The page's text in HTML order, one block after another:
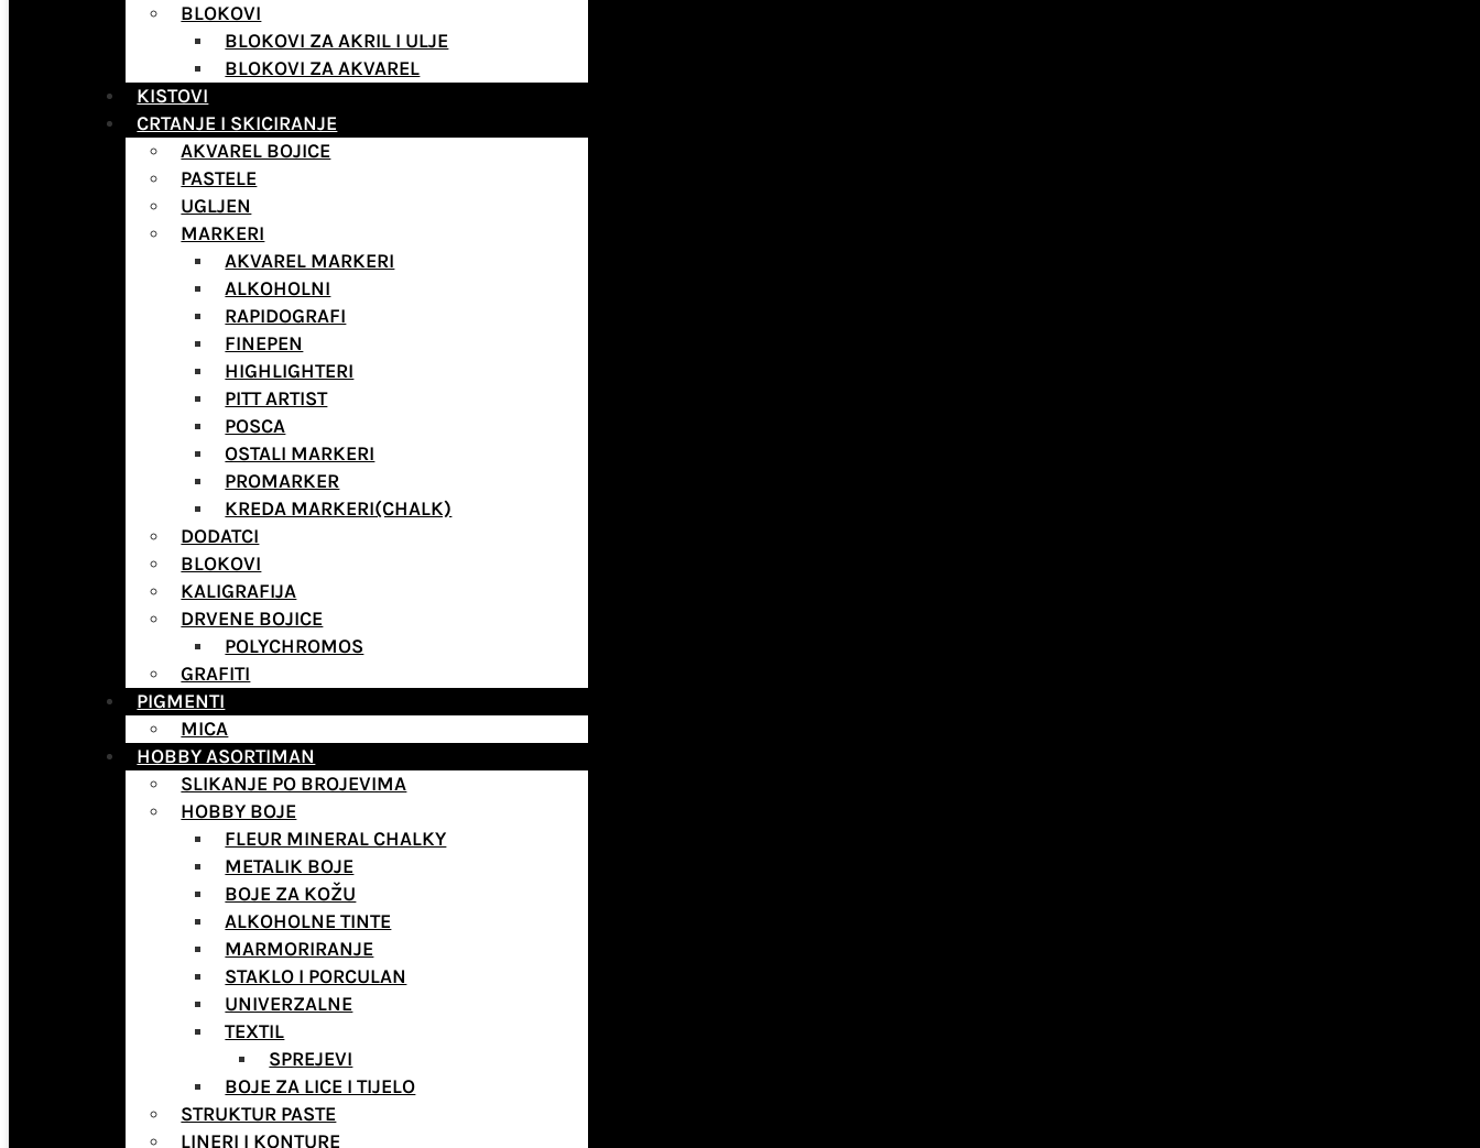
BLOKOVI
BLOKOVI ZA AKRIL I ULJE
BLOKOVI ZA AKVAREL
KISTOVI
CRTANJE I SKICIRANJE
AKVAREL BOJICE
PASTELE
UGLJEN
MARKERI
AKVAREL MARKERI
ALKOHOLNI
RAPIDOGRAFI
FINEPEN
HIGHLIGHTERI
PITT ARTIST
POSCA
OSTALI MARKERI
PROMARKER
KREDA MARKERI(CHALK)
DODATCI
BLOKOVI
KALIGRAFIJA
DRVENE BOJICE
POLYCHROMOS
GRAFITI
PIGMENTI
MICA
HOBBY ASORTIMAN
SLIKANJE PO BROJEVIMA
HOBBY BOJE
FLEUR MINERAL CHALKY
METALIK BOJE
BOJE ZA KOŽU
ALKOHOLNE TINTE
MARMORIRANJE
STAKLO I PORCULAN
UNIVERZALNE
TEXTIL
SPREJEVI
BOJE ZA LICE I TIJELO
STRUKTUR PASTE
LINERI I KONTURE